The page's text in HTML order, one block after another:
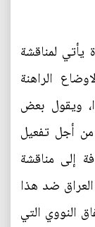
يأتي لمناقشة
الراهنة
ويقول بعض
من أجل تفعيل
إلى مناقشة
ضد هذا
النووي التي